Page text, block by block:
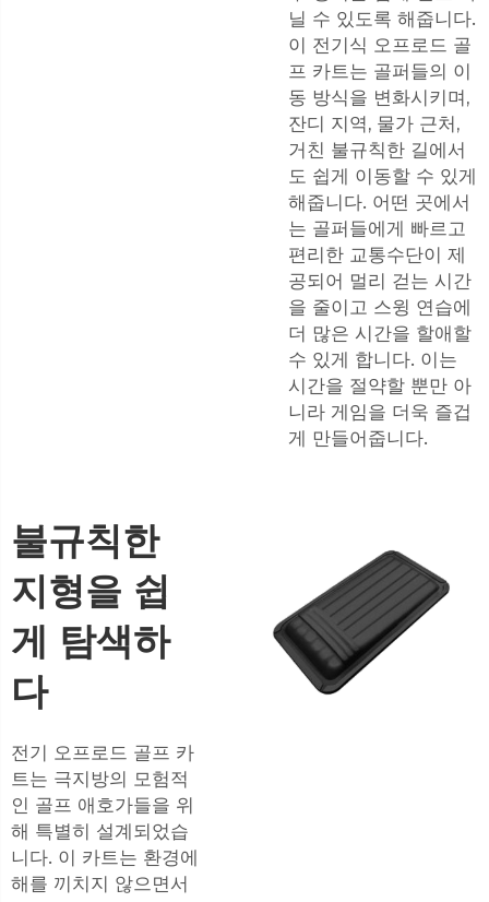
닐 수 있도록 해줍니다.
이 전기식 오프로드 골
프 카트는 골퍼들의 이
동 방식을 변화시키며,
잔디 지역, 물가 근처,
거친 불규칙한 길에서
도 쉽게 이동할 수 있게
해줍니다. 어떤 곳에서
는 골퍼들에게 빠르고
편리한 교통수단이 제
공되어 멀리 걷는 시간
을 줄이고 스윙 연습에
더 많은 시간을 할애할
수 있게 합니다. 이는
시간을 절약할 뿐만 아
니라 게임을 더욱 즐겁
게 만들어줍니다.
불규칙한
지형을 쉽
게 탐색하
다
전기 오프로드 골프 카
트는 극지방의 모험적
인 골프 애호가들을 위
해 특별히 설계되었습
니다. 이 카트는 환경에
해를 끼치지 않으면서